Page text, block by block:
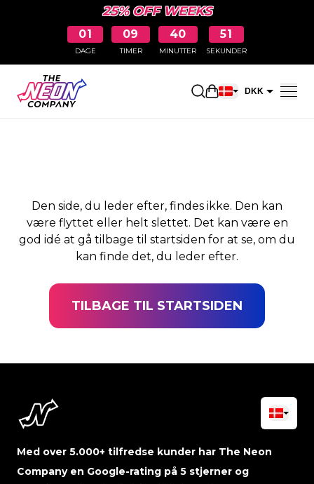
25% OFF WEEKS
01
DAGE
09
TIMER
40
MINUTTER
51
SEKUNDER
Åbn DKK
SIDEN BLEV IKKE
Den side, du leder efter, findes ikke. Den kan
være flyttet eller helt slettet. Det kan være en
god idé at gå tilbage til startsiden for at se, om du
kan finde det, du leder efter.
TILBAGE TIL STARTSIDEN
Med over 5.000+ tilfredse kunder har The Neon
Company en Google-rating på 5 stjerner og